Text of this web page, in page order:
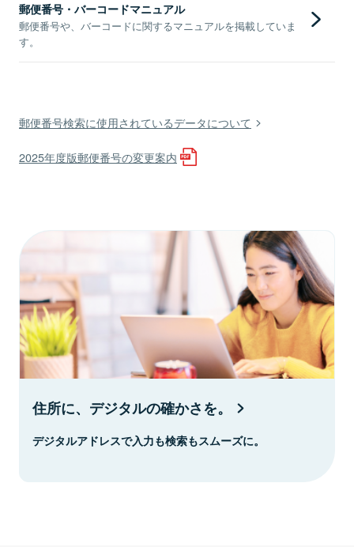
郵便番号・バーコードマニュアル
郵便番号や、バーコードに関するマニュアルを掲載していま
す。
郵便番号検索に使用されているデータについて
2025年度版郵便番号の変更案内
住所に、デジタルの確かさを。
デジタルアドレスで入力も検索もスムーズに。